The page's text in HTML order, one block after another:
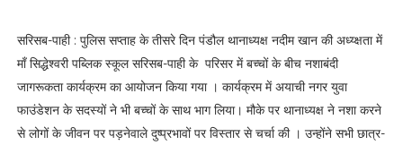
सरिसब-पाही : पुलिस सप्ताह के तीसरे दिन पंडौल थानाध्यक्ष नदीम खान की अध्य्क्षता में
माँ सिद्धेश्वरी पब्लिक स्कूल सरिसब-पाही के परिसर में बच्चों के बीच नशाबंदी
जागरूकता कार्यक्रम का आयोजन किया गया । कार्यक्रम में अयाची नगर युवा
फाउंडेशन के सदस्यों ने भी बच्चों के साथ भाग लिया। मौके पर थानाध्यक्ष ने नशा करने
से लोगों के जीवन पर पड़नेवाले दुष्प्रभावों पर विस्तार से चर्चा की । उन्होंने सभी छात्र-